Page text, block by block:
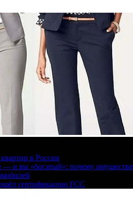
в России
— и вы «богатый»: почему
сертификацию FCC